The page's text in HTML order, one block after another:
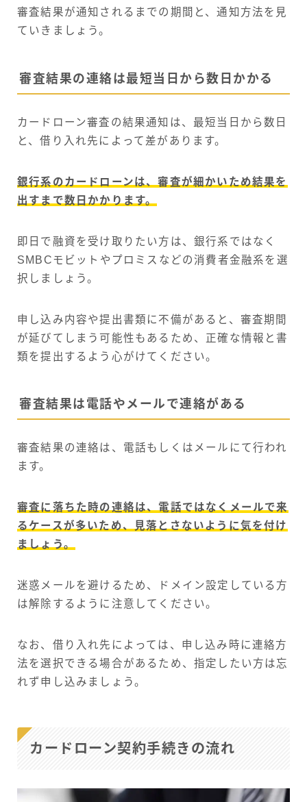
審査結果が通知されるまでの期間と、通知方法を見
ていきましょう。
審査結果の連絡は最短当日から数日かかる
カードローン審査の結果通知は、最短当日から数日
と、借り入れ先によって差があります。
銀行系のカードローンは、審査が細かいため結果を
出すまで数日かかります。
即日で融資を受け取りたい方は、銀行系ではなく
SMBCモビットやプロミスなどの消費者金融系を選
択しましょう。
申し込み内容や提出書類に不備があると、審査期間
が延びてしまう可能性もあるため、正確な情報と書
類を提出するよう心がけてください。
審査結果は電話やメールで連絡がある
審査結果の連絡は、電話もしくはメールにて行われ
ます。
審査に落ちた時の連絡は、電話ではなくメールで来
るケースが多いため、見落とさないように気を付け
ましょう。
迷惑メールを避けるため、ドメイン設定している方
は解除するように注意してください。
なお、借り入れ先によっては、申し込み時に連絡方
法を選択できる場合があるため、指定したい方は忘
れず申し込みましょう。
カードローン契約手続きの流れ